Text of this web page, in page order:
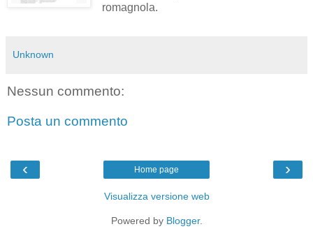
romagnola.
Unknown
Nessun commento:
Posta un commento
‹ ›
Home page
Visualizza versione web
Powered by Blogger.